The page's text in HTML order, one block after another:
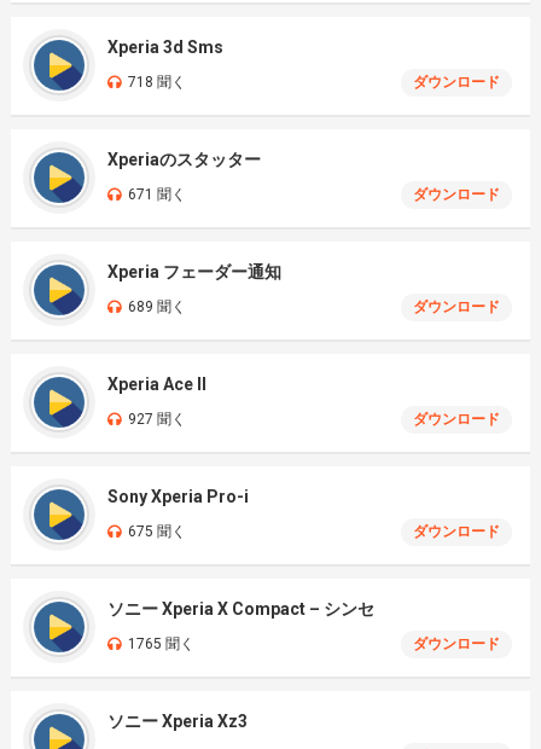
Xperia 3d Sms
718 聞く ダウンロード
Xperiaのスタッター
671 聞く ダウンロード
Xperia フェーダー通知
689 聞く ダウンロード
Xperia Ace II
927 聞く ダウンロード
Sony Xperia Pro-i
675 聞く ダウンロード
ソニー Xperia X Compact – シンセ
1765 聞く ダウンロード
ソニー Xperia Xz3